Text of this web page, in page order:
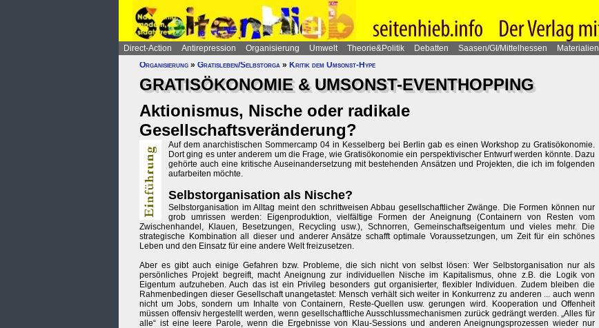
Direct-Action Antirepression Organisierung Umwelt Theorie&Politik Debatten Saasen/GI/Mittelhessen Materialien
Organisierung » Gratisleben/Selbstorga » Kritik dem Umsonst-Hype
GRATISÖKONOMIE & UMSONST-EVENTHOPPING
Aktionismus, Nische oder radikale
Gesellschaftsveränderung?
Auf dem anarchistischen Sommercamp 04 in Kesselberg bei Berlin gab es einen Workshop zu Gratisökonomie.
Dort ging es unter anderem um die Frage, wie Gratisökonomie ein perspektivischer Entwurf werden könnte. Dazu
gehörte auch eine kritische Auseinandersetzung mit bestehenden Ansätzen und Projekten, die ich im folgenden
aufarbeiten möchte.
Selbstorganisation als Nische?
Selbstorganisation im Alltag meint den schrittweisen Abbau gesellschaftlicher Zwänge. Die Formen können nur
grob umrissen werden: Eigenproduktion, vielfältige Formen der Aneignung (Containern von Resten vom
Zwischenhandel, Klauen, Besetzungen, Recycling usw.), Schnorren, Gemeinschaftseigentum und vieles mehr. Die
strategische Kombination all dieser und anderer Ansätze schafft optimale Voraussetzungen, um Zeit für ein schönes
Leben und den Einsatz für eine andere Welt freizusetzen.
Aber es gibt auch einige Gefahren bzw. Probleme, die sich nicht von selbst lösen: Wer Selbstorganisation nur als
persönliches Projekt begreift, macht Aneignung zur individuellen Nische im Kapitalismus, ohne z.B. die Logik von
Eigentum aufzuheben. Auch das ist ein Privileg besonders gut organisierter, flexibler Individuen. Zudem bleiben die
Rahmenbedingen dieser Gesellschaft unangetastet: Mensch verhält sich weiter in Konkurrenz zu anderen ... auch wenn
nicht um Jobs, sondern um Inhalte von Containern, Reste-Quellen usw. gerungen wird. Kooperation und Offenheit
müssen offensiv hergestellt werden, wenn gesellschaftliche Ausschlussmechanismen zurück gedrängt werden. „Alles für
alle“ ist eine leere Parole, wenn die Ergebnisse von Klau-Sessions und anderen Aneignungsprozessen wieder nur